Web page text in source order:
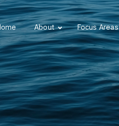
About Focus Areas